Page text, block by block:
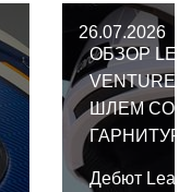
26.07.2026
ОБЗОР
VENTURE
ШЛЕМ СО
Дебют Leatt